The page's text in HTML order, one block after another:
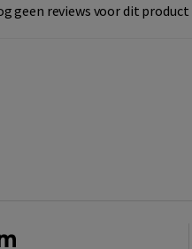
geen reviews voor dit product